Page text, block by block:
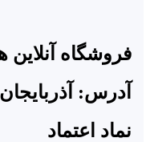
فروشگاه آنلاین
آدرس:
نماد اعتماد